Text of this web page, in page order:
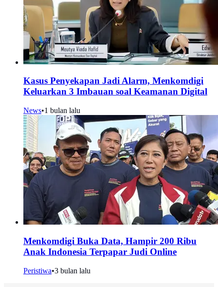
Kasus Penyekapan Jadi Alarm, Menkomdigi
Keluarkan 3 Imbauan soal Keamanan Digital
News•1 bulan lalu
Menkomdigi Buka Data, Hampir 200 Ribu
Anak Indonesia Terpapar Judi Online
Peristiwa•3 bulan lalu